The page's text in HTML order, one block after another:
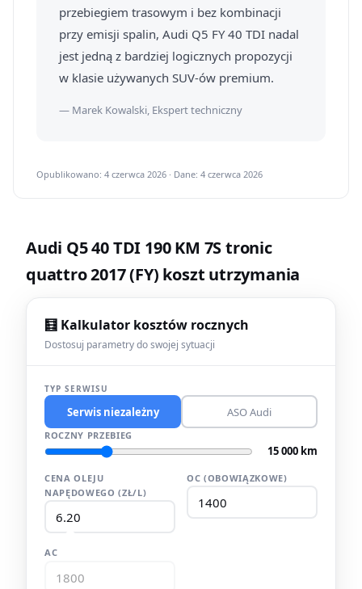
przebiegiem trasowym i bez kombinacji
przy emisji spalin, Audi Q5 FY 40 TDI nadal
jest jedną z bardziej logicznych propozycji
w klasie używanych SUV-ów premium.
— Marek Kowalski, Ekspert techniczny
Opublikowano: 4 czerwca 2026 · Dane: 4 czerwca 2026
Audi Q5 40 TDI 190 KM 7S tronic
quattro 2017 (FY) koszt utrzymania
🧮 Kalkulator kosztów rocznych
Dostosuj parametry do swojej sytuacji
TYP SERWISU
Serwis niezależny ASO Audi
ROCZNY PRZEBIEG
15 000 km
CENA OLEJU
NAPĘDOWEGO (ZŁ/L)
OC (OBOWIĄZKOWE)
AC